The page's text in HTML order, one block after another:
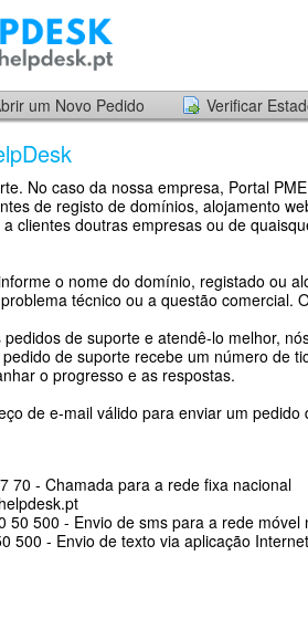
um Novo Pedido Verificar
No caso da nossa empresa, Portal
de registo de domínios, alojamento
clientes doutras empresas ou de
o nome do domínio, registado ou
técnico ou a questão comercial.
de suporte e atendê-lo melhor,
de suporte recebe um número de
o progresso e as respostas.
de e-mail válido para enviar um pedido
70 - Chamada para a rede fixa nacional
50 500 - Envio de sms para a rede móvel
500 - Envio de texto via aplicação Internet